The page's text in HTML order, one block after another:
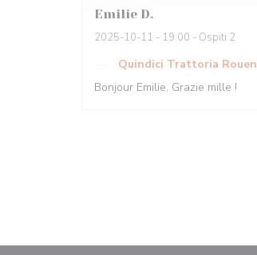
Emilie D
2025-10-11 - 19:00 - Ospiti 2
Quindici Trattoria Rouen
Bonjour Emilie, Grazie mille !